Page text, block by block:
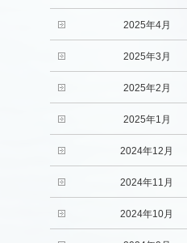
2025年4月
2025年3月
2025年2月
2025年1月
2024年12月
2024年11月
2024年10月